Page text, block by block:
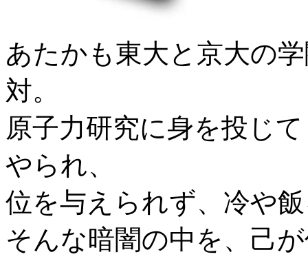
あたかも東大と京大の
対。
原子力研究に身を投じ
やられ、
位を与えられず、冷や
そんな暗闇の中を、己